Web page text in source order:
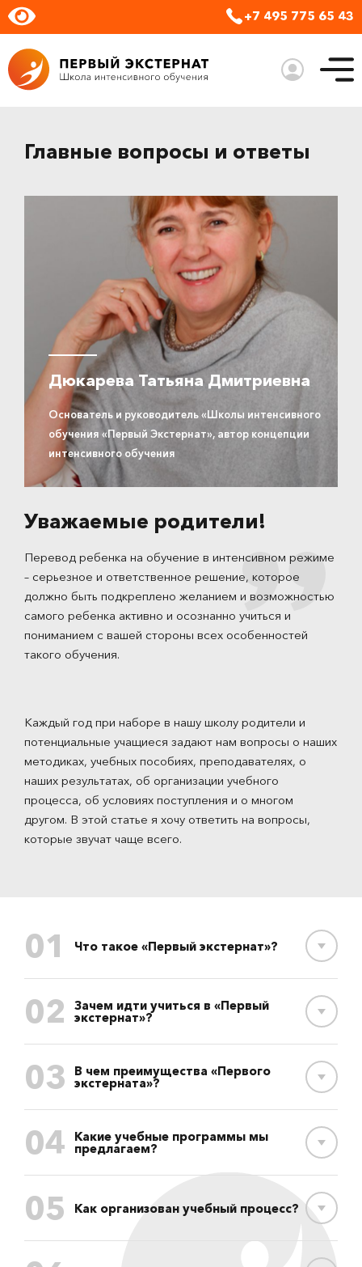
+7 495 775 65 43
Главные вопросы и ответы
Дюкарева Татьяна Дмитриевна
Основатель и руководитель «Школы интенсивного
обучения «Первый Экстернат», автор концепции
интенсивного обучения
Уважаемые родители!
Перевод ребенка на обучение в интенсивном режиме
– серьезное и ответственное решение, которое
должно быть подкреплено желанием и возможностью
самого ребенка активно и осознанно учиться и
пониманием с вашей стороны всех особенностей
такого обучения.
Каждый год при наборе в нашу школу родители и
потенциальные учащиеся задают нам вопросы о наших
методиках, учебных пособиях, преподавателях, о
наших результатах, об организации учебного
процесса, об условиях поступления и о многом
другом. В этой статье я хочу ответить на вопросы,
которые звучат чаще всего.
01 Что такое «Первый экстернат»?
02 Зачем идти учиться в «Первый
экстернат»?
03 В чем преимущества «Первого
экстерната»?
04 Какие учебные программы мы
предлагаем?
05 Как организован учебный процесс?